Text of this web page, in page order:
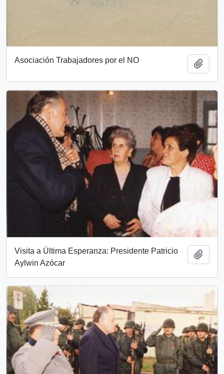
Asociación Trabajadores por el NO
Visita a Última Esperanza: Presidente Patricio
Aylwin Azócar